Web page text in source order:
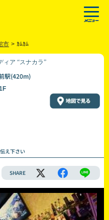
市 > ｶﾑｶﾑ
ィア “スナカラ”
駅(420m)
え下さい
SHARE